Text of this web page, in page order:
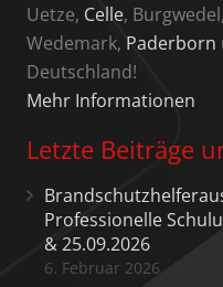
Uetze, Celle, Burgwedel,
Wedemark, Paderborn
Deutschland!
Mehr Informationen
Letzte Beiträge
Professionelle
& 25.09.2026
6. Februar 2026